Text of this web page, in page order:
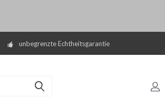
unbegrenzte Echtheitsgarantie